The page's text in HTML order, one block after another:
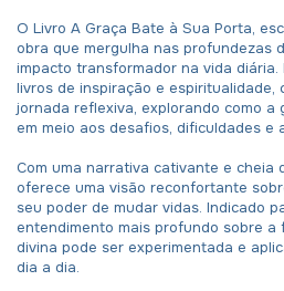
O Livro A Graça Bate à Sua Porta,
obra que mergulha nas profundezas
impacto transformador na vida
livros de inspiração e espiritualidade,
jornada reflexiva, explorando como a
em meio aos desafios, dificuldades e
Com uma narrativa cativante e cheia
oferece uma visão reconfortante
seu poder de mudar vidas. Indicado
entendimento mais profundo sobre a
divina pode ser experimentada e
dia a dia.